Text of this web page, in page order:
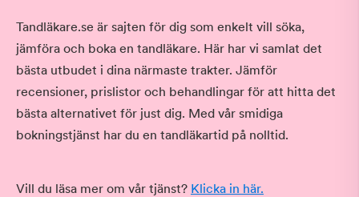
Tandläkare.se är sajten för dig som enkelt vill söka,
jämföra och boka en tandläkare. Här har vi samlat det
bästa utbudet i dina närmaste trakter. Jämför
recensioner, prislistor och behandlingar för att hitta det
bästa alternativet för just dig. Med vår smidiga
bokningstjänst har du en tandläkartid på nolltid.
Vill du läsa mer om vår tjänst? Klicka in här.